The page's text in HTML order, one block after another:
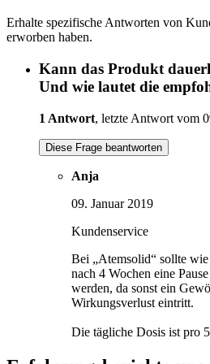
Erhalte spezifische Antworten von
erworben haben.
Kann das Produkt
Und wie lautet die
1 Antwort, letzte Antwort vom
Diese Frage beantworten
Anja
09. Januar 2019
Kundenservice
Bei „Atemsolid“ sollte
nach 4 Wochen eine
werden, da sonst ein
Wirkungsverlust eintritt.
Die tägliche Dosis ist pro